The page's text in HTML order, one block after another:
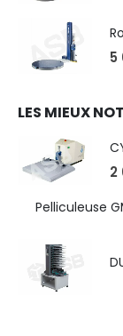
5
LES MIEUX
2
Pelliculeuse